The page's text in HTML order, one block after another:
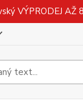
VÝPRODEJ AŽ